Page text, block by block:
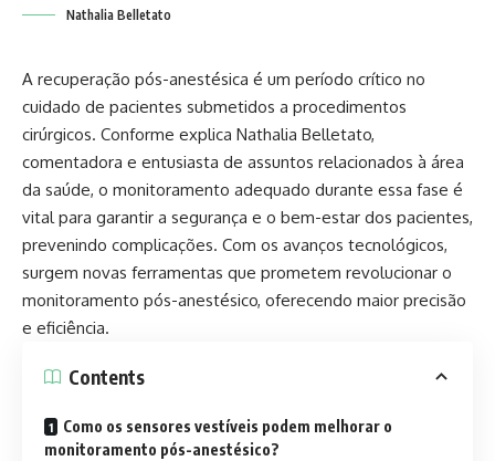
Nathalia Belletato
A recuperação pós-anestésica é um período crítico no
cuidado de pacientes submetidos a procedimentos
cirúrgicos. Conforme explica Nathalia Belletato,
comentadora e entusiasta de assuntos relacionados à área
da saúde, o monitoramento adequado durante essa fase é
vital para garantir a segurança e o bem-estar dos pacientes,
prevenindo complicações. Com os avanços tecnológicos,
surgem novas ferramentas que prometem revolucionar o
monitoramento pós-anestésico, oferecendo maior precisão
e eficiência.
Contents
Como os sensores vestíveis podem melhorar o
monitoramento pós-anestésico?